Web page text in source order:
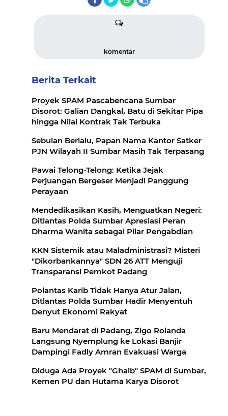
komentar
Berita Terkait
Proyek SPAM Pascabencana Sumbar
Disorot: Galian Dangkal, Batu di Sekitar Pipa
hingga Nilai Kontrak Tak Terbuka
Sebulan Berlalu, Papan Nama Kantor Satker
PJN Wilayah II Sumbar Masih Tak Terpasang
Pawai Telong-Telong: Ketika Jejak
Perjuangan Bergeser Menjadi Panggung
Perayaan
Mendedikasikan Kasih, Menguatkan Negeri:
Ditlantas Polda Sumbar Apresiasi Peran
Dharma Wanita sebagai Pilar Pengabdian
KKN Sistemik atau Maladministrasi? Misteri
"Dikorbankannya" SDN 26 ATT Menguji
Transparansi Pemkot Padang
Polantas Karib Tidak Hanya Atur Jalan,
Ditlantas Polda Sumbar Hadir Menyentuh
Denyut Ekonomi Rakyat
Baru Mendarat di Padang, Zigo Rolanda
Langsung Nyemplung ke Lokasi Banjir
Dampingi Fadly Amran Evakuasi Warga
Diduga Ada Proyek "Ghaib" SPAM di Sumbar,
Kemen PU dan Hutama Karya Disorot